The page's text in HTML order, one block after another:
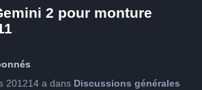
2 pour monture
201214 a dans Discussions générales